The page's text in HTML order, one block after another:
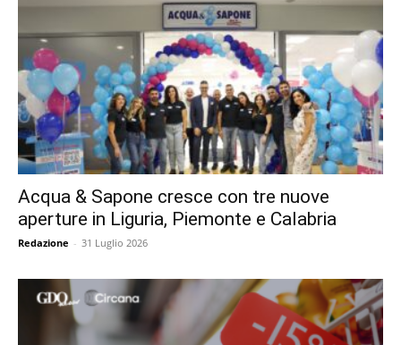
Acqua & Sapone cresce con tre nuove
aperture in Liguria, Piemonte e Calabria
Redazione - 31 Luglio 2026